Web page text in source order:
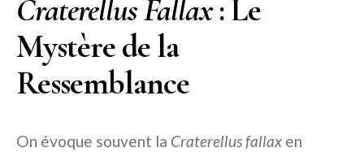
Craterellus Fallax: Le
Mystère de la
Ressemblance
On évoque souvent la Craterellus fallax en